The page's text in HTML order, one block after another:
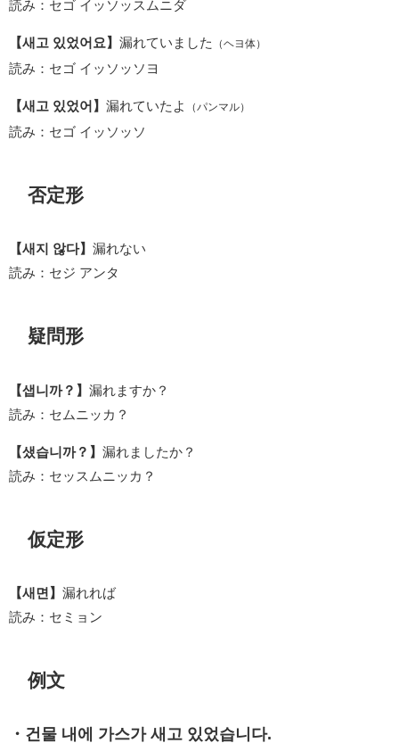
読み：セゴ イッソッスムニダ
【새고 있었어요】 漏れていました （ヘヨ体）
読み：セゴ イッソッソヨ
【새고 있었어】 漏れていたよ （パンマル）
読み：セゴ イッソッソ
否定形
【새지 않다】 漏れない
読み：セジ アンタ
疑問形
【샙니까？】 漏れますか？
読み：セムニッカ？
【샜습니까？】 漏れましたか？
読み：セッスムニッカ？
仮定形
【새면】 漏れれば
読み：セミョン
例文
・건물 내에 가스가 새고 있었습니다.